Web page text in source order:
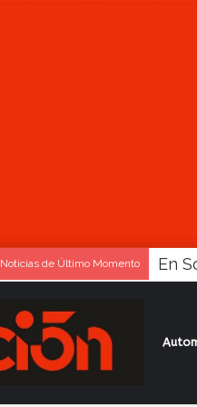
Noticias de Último Momento